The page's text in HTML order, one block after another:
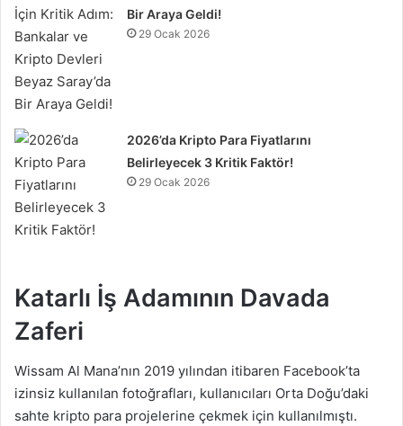
Bir Araya Geldi!
29 Ocak 2026
2026’da Kripto Para Fiyatlarını
Belirleyecek 3 Kritik Faktör!
29 Ocak 2026
Katarlı İş Adamının Davada
Zaferi
Wissam Al Mana’nın 2019 yılından itibaren Facebook’ta
izinsiz kullanılan fotoğrafları, kullanıcıları Orta Doğu’daki
sahte kripto para projelerine çekmek için kullanılmıştı.